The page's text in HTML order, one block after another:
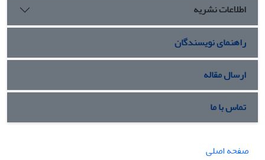
اطلاعات نشریه
راهنمای نویسندگان
ارسال مقاله
تماس با ما
صفحه اصلی